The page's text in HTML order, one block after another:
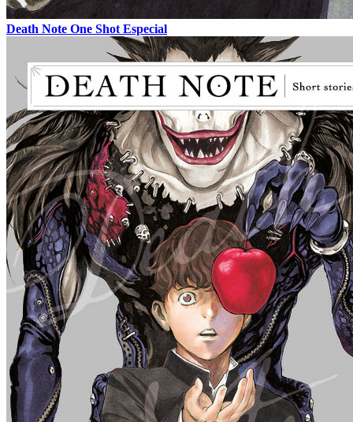
Death Note One Shot Especial